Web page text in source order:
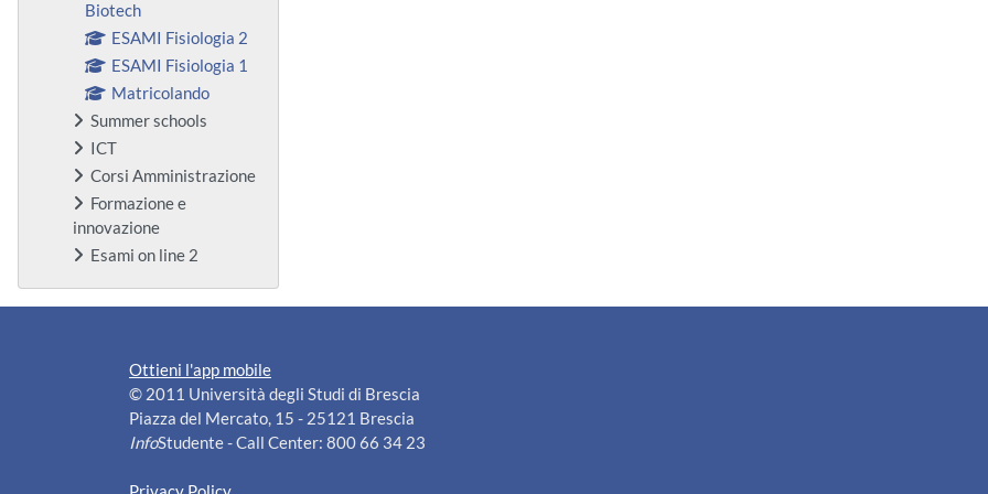
Biotech
ESAMI Fisiologia 2
ESAMI Fisiologia 1
Matricolando
Summer schools
ICT
Corsi Amministrazione
Formazione e
innovazione
Esami on line 2
Ottieni l'app mobile
© 2011 Università degli Studi di Brescia
Piazza del Mercato, 15 - 25121 Brescia
InfoStudente - Call Center: 800 66 34 23